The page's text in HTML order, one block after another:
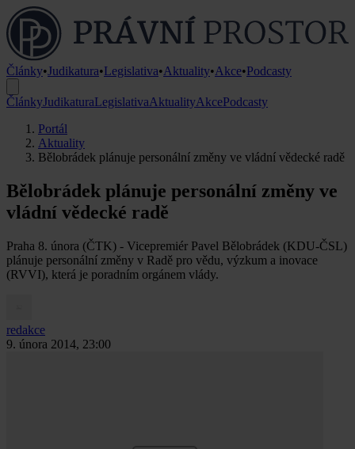
Články•Judikatura•Legislativa•Aktuality•Akce•Podcasty
ČlánkyJudikaturaLegislativaAktualityAkcePodcasty
Portál
Aktuality
Bělobrádek plánuje personální změny ve vládní vědecké radě
Bělobrádek plánuje personální změny ve
vládní vědecké radě
Praha 8. února (ČTK) - Vicepremiér Pavel Bělobrádek (KDU-ČSL)
plánuje personální změny v Radě pro vědu, výzkum a inovace
(RVVI), která je poradním orgánem vlády.
redakce
9. února 2014, 23:00